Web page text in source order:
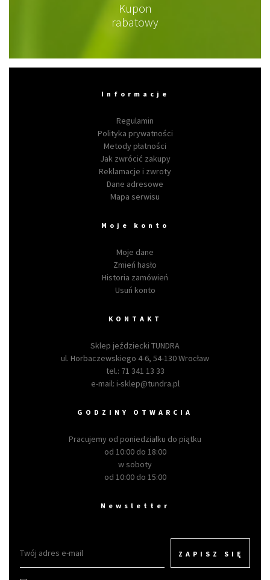
Kupon
rabatowy
Informacje
Regulamin
Polityka prywatności
Metody płatności
Jak zwrócić zakupy
Reklamacje i zwroty
Dane adresowe
Mapa serwisu
Moje konto
Moje dane
Zmień hasło
Historia zamówień
Usuń konto
KONTAKT
Sklep jeździecki TUNDRA
ul. Horbaczewskiego 4-6, 54-130 Wrocław
tel.: 71 341 13 33
e-mail: i-sklep@tundra.pl
GODZINY OTWARCIA
Pracujemy od poniedziałku do piątku
od 10:00 do 18:00
w soboty
od 10:00 do 15:00
Newsletter
ZAPISZ SIĘ